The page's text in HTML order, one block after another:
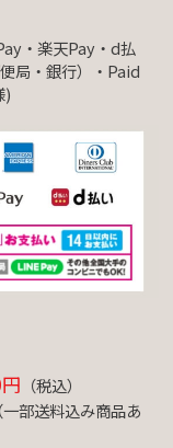
・楽天Pay・d払
局・銀行）・Paid
)
（税込）
（一部送料込み商品あ